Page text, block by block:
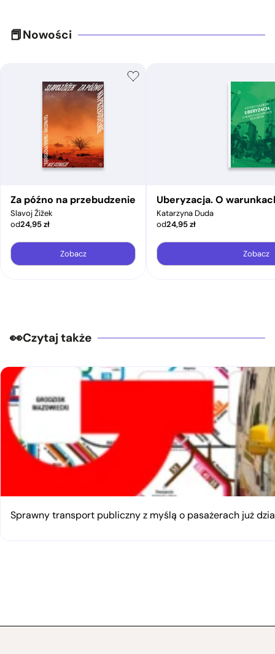
Nowości
Za późno na przebudzenie
Slavoj Žižek
od24,95zł
Zobacz
Uberyzacja. O
Katarzyna Duda
od24,95zł
Zobacz
Czytaj także
Sprawny transport publiczny z myślą o pasażerach już